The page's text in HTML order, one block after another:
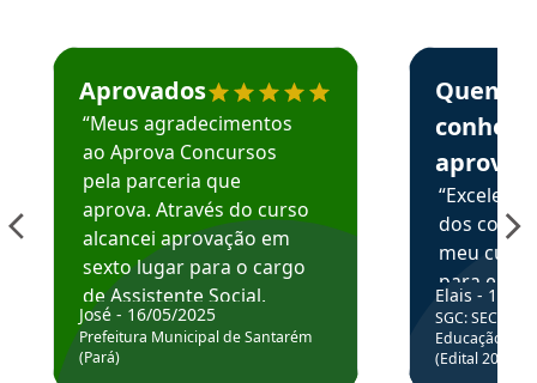
Estudante José recomenda o Aprova Concursos em
Aprovados
“Meus agradecimentos
ao Aprova Concursos
pela parceria que
aprova. Através do curso
alcancei aprovação em
sexto lugar para o cargo
de Assistente Social.
Hoje estou atuando na
Prefeitura de Santarém.
José - 16/05/2025
Prefeitura Municipal de Santarém
(Pará)
Estudante
Quem
aprova
dos
meu
para
colocar
através
de
Elais - 15/
SGC: SEC BA
Educação
(Edital